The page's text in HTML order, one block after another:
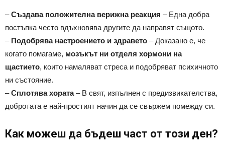
–Създава положителна верижна реакция – Една добра
постъпка често вдъхновява другите да направят същото.
– Подобрява настроението и здравето – Доказано е, че
когато помагаме, мозъкът ни отделя хормони на
щастието, които намаляват стреса и подобряват психичното
ни състояние.
–Сплотява хората– В свят, изпълнен с предизвикателства,
добротата е най-простият начин да се свържем помежду си.
Как можеш да бъдеш част от този ден?